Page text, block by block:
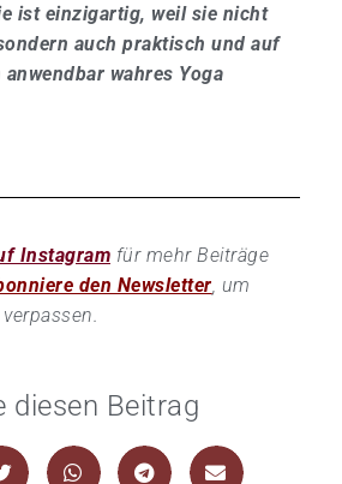
ist einzigartig, weil sie nicht
auch praktisch und auf
wahres Yoga
Instagram für mehr Beiträge
den Newsletter , um
diesen Beitrag